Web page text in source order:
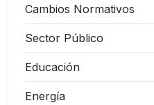
Cambios Normativos
Sector Público
Educación
Energía